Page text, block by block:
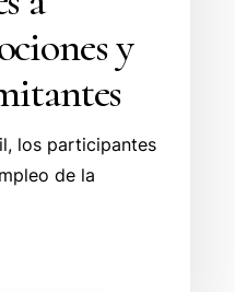
y
los participantes
de la